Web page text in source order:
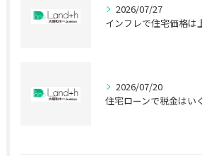
2026/07/27
2026/07/20